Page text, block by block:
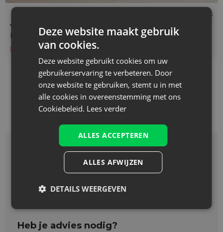
27/07/2023
Vakantiesouvenirs - interessante ideeën om ze te
bewaren
Lees verder
Waarmee kan ik je
helpen?
Heb je advies nodig?
Deze website maakt gebruik
van cookies.
Deze website gebruikt cookies om uw
gebruikerservaring te verbeteren. Door
onze website te gebruiken, stemt u in met
alle cookies in overeenstemming met ons
Cookiebeleid. Lees verder
ALLES ACCEPTEREN
ALLES AFWIJZEN
DETAILS WEERGEVEN